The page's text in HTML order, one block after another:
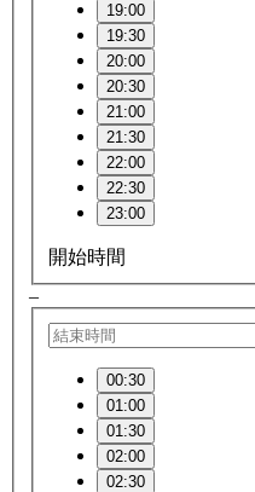
19:00
19:30
20:00
20:30
21:00
21:30
22:00
22:30
23:00
開始時間
–
00:30
01:00
01:30
02:00
02:30